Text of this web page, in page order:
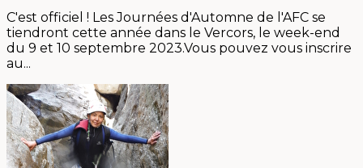
C'est officiel ! Les Journées d'Automne de l'AFC se
tiendront cette année dans le Vercors, le week-end
du 9 et 10 septembre 2023.Vous pouvez vous inscrire
au...